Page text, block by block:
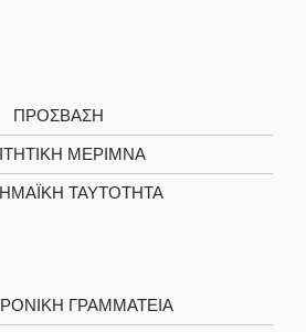
ΠΡΌΣΒΑΣΗ
ΜΈΡΙΜΝΑ
ΤΑΥΤΌΤΗΤΑ
ΓΡΑΜΜΑΤΕΊΑ